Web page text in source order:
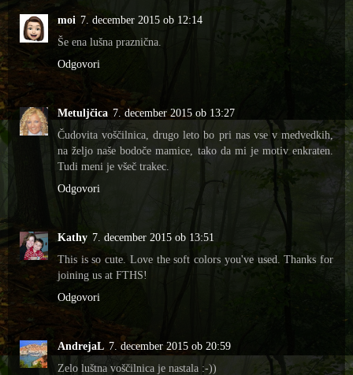
moi 7. december 2015 ob 12:14
Še ena lušna praznična.
Odgovori
Metuljčica 7. december 2015 ob 13:27
Čudovita voščilnica, drugo leto bo pri nas vse v medvedkih,
na željo naše bodoče mamice, tako da mi je motiv enkraten.
Tudi meni je všeč trakec.
Odgovori
Kathy 7. december 2015 ob 13:51
This is so cute. Love the soft colors you've used. Thanks for
joining us at FTHS!
Odgovori
AndrejaL 7. december 2015 ob 20:59
Zelo luštna voščilnica je nastala :-))